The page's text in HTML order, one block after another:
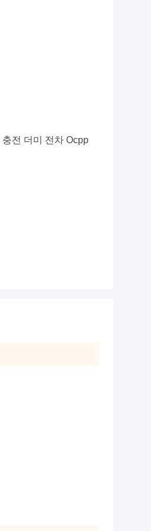
전 더미 전차 Ocpp